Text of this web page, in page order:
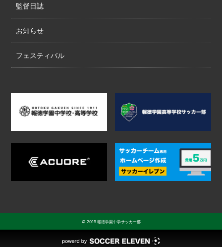
監督日誌
お知らせ
フェスティバル
© 2019 報徳学園中学サッカー部